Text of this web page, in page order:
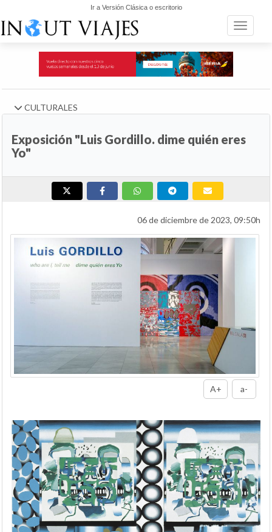
Ir a Versión Clásica o escritorio
Toggle
CULTURALES
Exposición "Luis Gordillo. dime quién eres
Yo"
06 de diciembre de 2023, 09:50h
A+ a-